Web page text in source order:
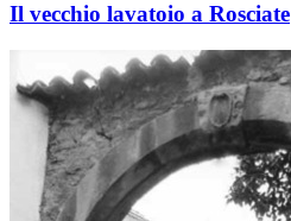
Il vecchio lavatoio a Rosciate